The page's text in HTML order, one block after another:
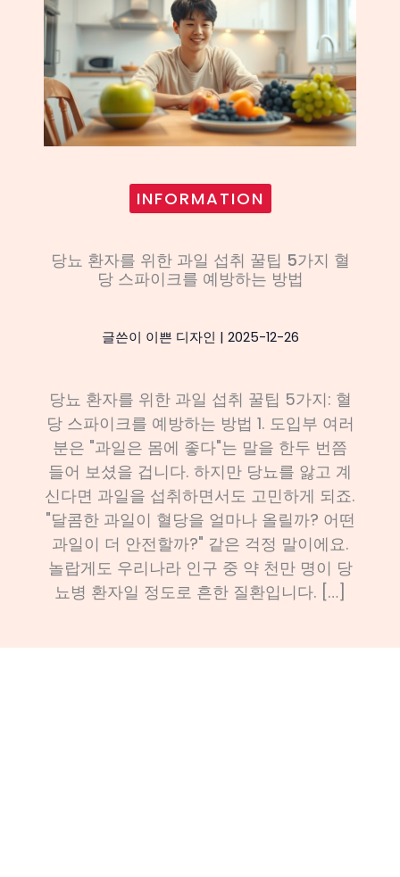
INFORMATION
당뇨 환자를 위한 과일 섭취 꿀팁 5가지 혈
당 스파이크를 예방하는 방법
글쓴이 이쁜 디자인 | 2025-12-26
당뇨 환자를 위한 과일 섭취 꿀팁 5가지: 혈
당 스파이크를 예방하는 방법 1. 도입부 여러
분은 "과일은 몸에 좋다"는 말을 한두 번쯤
들어 보셨을 겁니다. 하지만 당뇨를 앓고 계
신다면 과일을 섭취하면서도 고민하게 되죠.
"달콤한 과일이 혈당을 얼마나 올릴까? 어떤
과일이 더 안전할까?" 같은 걱정 말이에요.
놀랍게도 우리나라 인구 중 약 천만 명이 당
뇨병 환자일 정도로 흔한 질환입니다. […]